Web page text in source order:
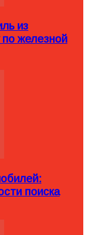
из
железной
поиска